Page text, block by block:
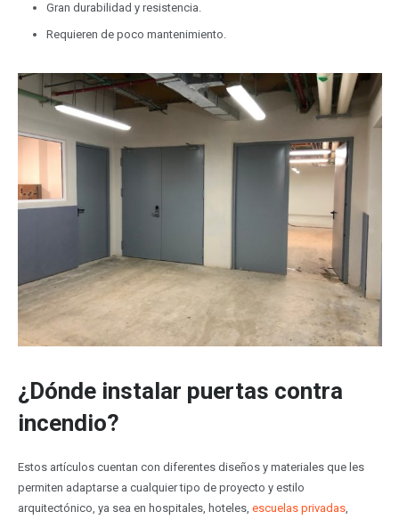
Gran durabilidad y resistencia.
Requieren de poco mantenimiento.
¿Dónde instalar puertas contra
incendio?
Estos artículos cuentan con diferentes diseños y materiales que les
permiten adaptarse a cualquier tipo de proyecto y estilo
arquitectónico, ya sea en hospitales, hoteles, escuelas privadas,